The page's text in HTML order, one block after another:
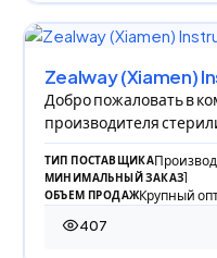
Zealway (Xiamen)
Добро пожаловать в
производителя
ТИП ПОСТАВЩИКА
МИНИМАЛЬНЫЙ ЗАКАЗ1
ОБЪЕМ ПРОДАЖКрупный
407
407 просмотров